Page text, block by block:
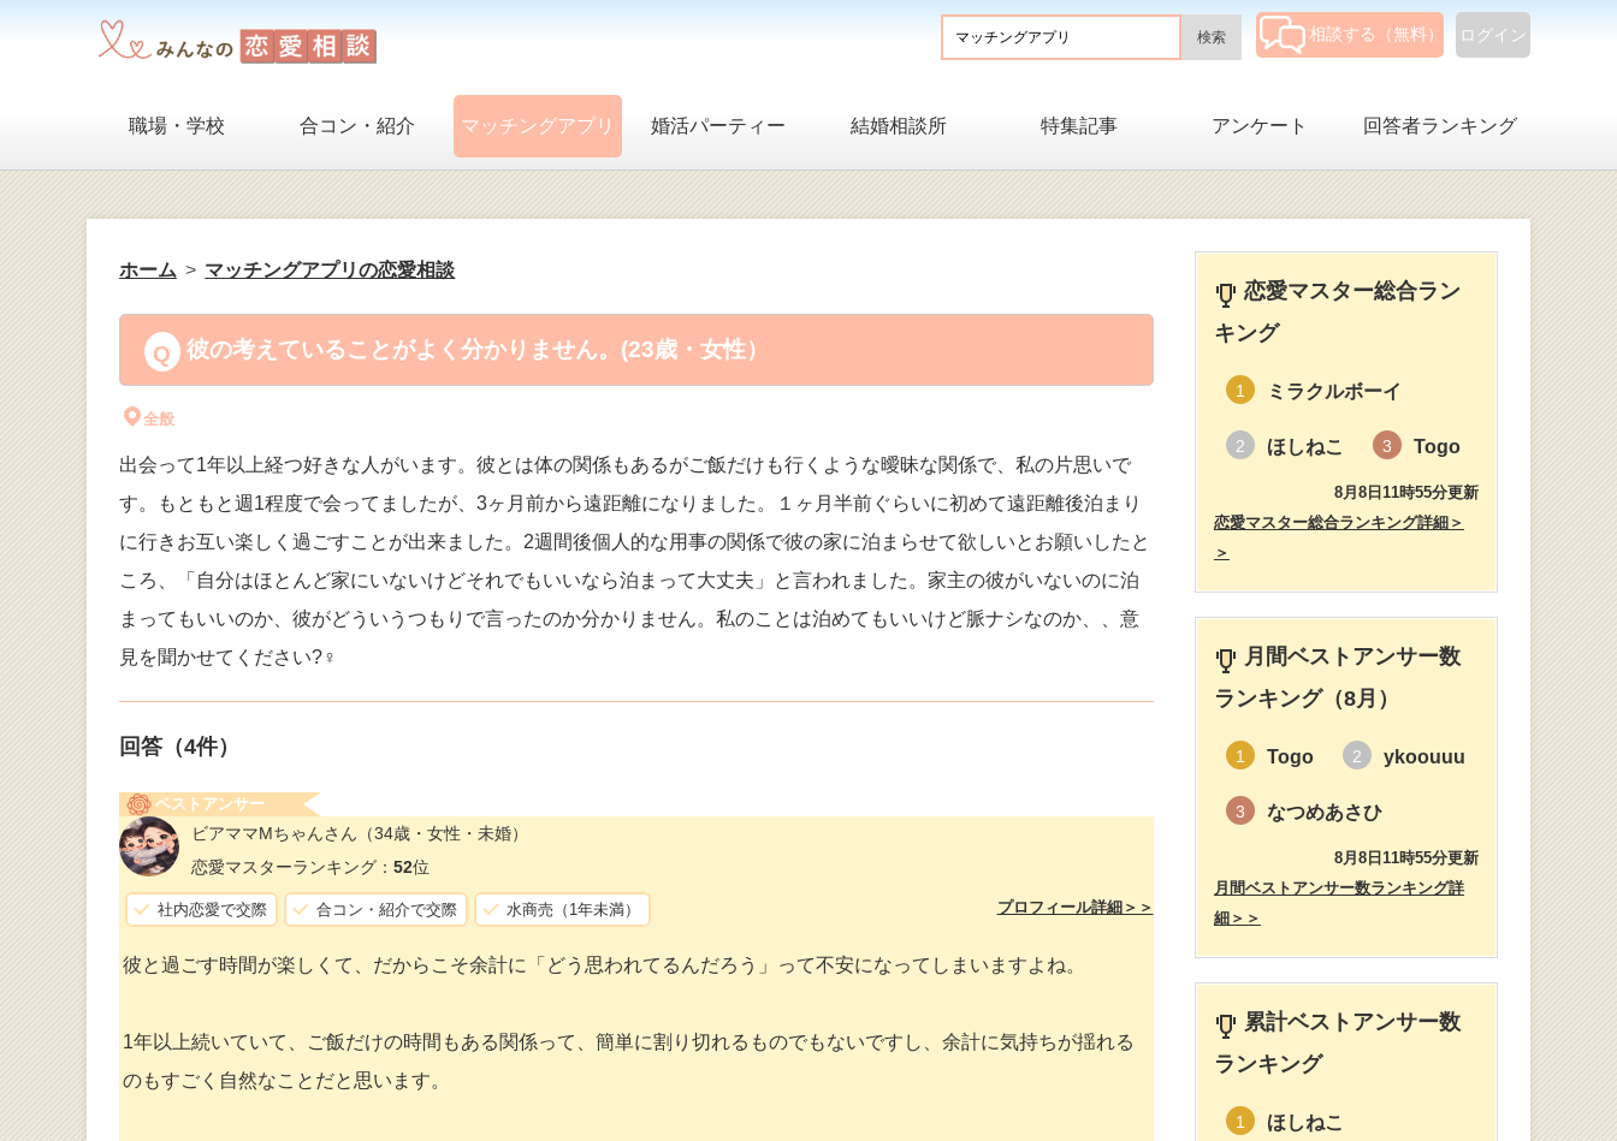
ログイン
相談する（無料）
職場・学校 合コン・紹介 マッチングアプリ 婚活パーティー 結婚相談所 特集記事 アンケート 回答者ランキング
ホーム マッチングアプリの恋愛相談
彼の考えていることがよく分かりません。(23歳・女性）
全般
出会って1年以上経つ好きな人がいます。彼とは体の関係もあるがご飯だけも行くような曖昧な関係で、私の片思いで
す。もともと週1程度で会ってましたが、3ヶ月前から遠距離になりました。１ヶ月半前ぐらいに初めて遠距離後泊まり
に行きお互い楽しく過ごすことが出来ました。2週間後個人的な用事の関係で彼の家に泊まらせて欲しいとお願いしたと
ころ、「自分はほとんど家にいないけどそれでもいいなら泊まって大丈夫」と言われました。家主の彼がいないのに泊
まってもいいのか、彼がどういうつもりで言ったのか分かりません。私のことは泊めてもいいけど脈ナシなのか、、意
見を聞かせてください?‍♀️
回答（4件）
ベストアンサー
ビアママMちゃんさん （34歳・女性・未婚）
恋愛マスターランキング： 52位
社内恋愛で交際 合コン・紹介で交際 水商売（1年未満） プロフィール詳細＞＞
彼と過ごす時間が楽しくて、だからこそ余計に「どう思われてるんだろう」って不安になってしまいますよね。
1年以上続いていて、ご飯だけの時間もある関係って、簡単に割り切れるものでもないですし、余計に気持ちが揺れる
のもすごく自然なことだと思います。
恋愛マスター総合ラン
キング
1 ミラクルボーイ
2 ほしねこ 3 Togo
8月8日11時55分更新
恋愛マスター総合ランキング詳細＞
＞
月間ベストアンサー数
ランキング（8月）
1 Togo 2 ykoouuu
3 なつめあさひ
8月8日11時55分更新
月間ベストアンサー数ランキング詳
細＞＞
累計ベストアンサー数
ランキング
1 ほしねこ